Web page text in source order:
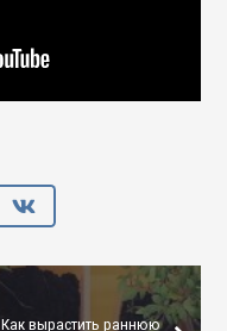
Как вырастить раннюю